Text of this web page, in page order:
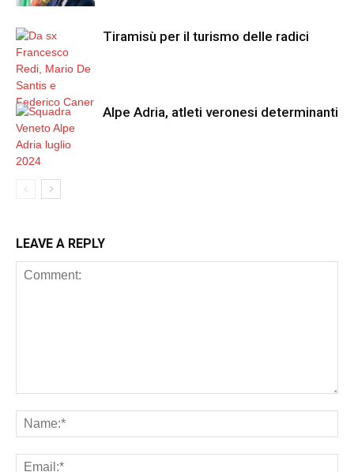
Tiramisù per il turismo delle radici
Alpe Adria, atleti veronesi determinanti
LEAVE A REPLY